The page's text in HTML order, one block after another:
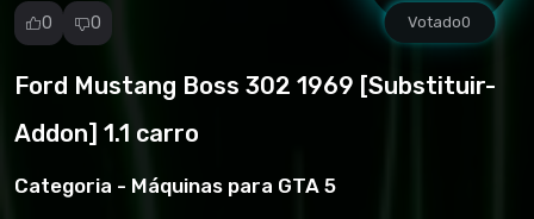
Votado0
0 0
Ford Mustang Boss 302 1969 [Substituir-
Addon] 1.1 carro
Categoria - Máquinas para GTA 5
Denunciar
mod
Violação de
direitos